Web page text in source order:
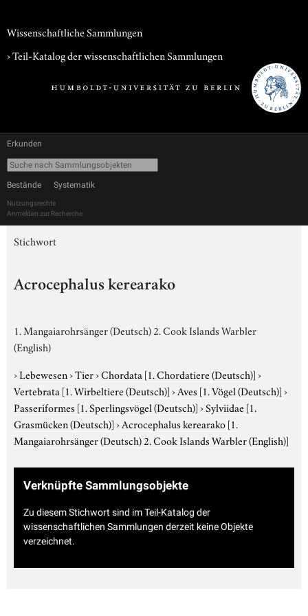
Wissenschaftliche Sammlungen
› Teil-Katalog der wissenschaftlichen Sammlungen
Erkunden
Bestände Systematik
Nutzungsrechte
Anmelden zur Recherche
Stichwort
Acrocephalus kerearako
1. Mangaiarohrsänger (Deutsch) 2. Cook Islands Warbler
(English)
›Lebewesen›Tier›Chordata [1. Chordatiere (Deutsch)]›
Vertebrata [1. Wirbeltiere (Deutsch)]›Aves [1. Vögel (Deutsch)]›
Passeriformes [1. Sperlingsvögel (Deutsch)]›Sylviidae [1.
Grasmücken (Deutsch)]›Acrocephalus kerearako[1.
Mangaiarohrsänger (Deutsch) 2. Cook Islands Warbler (English)]
Verknüpfte Sammlungsobjekte
Zu diesem Stichwort sind im Teil-Katalog der
wissenschaftlichen Sammlungen derzeit keine Objekte
verzeichnet.